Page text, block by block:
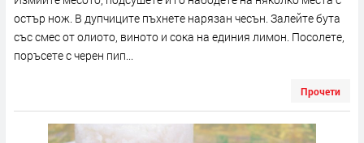
остър нож. В дупчиците пъхнете нарязан чесън. Залейте бута
със смес от олиото, виното и сока на единия лимон. Посолете,
поръсете с черен пип...
Прочети